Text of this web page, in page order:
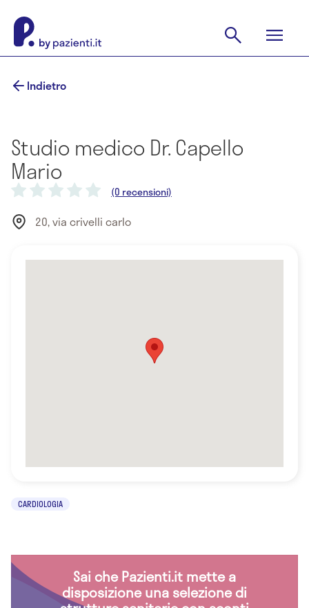
Indietro
Studio medico Dr. Capello
Mario
(0 recensioni)
20, via crivelli carlo
CARDIOLOGIA
Sai che Pazienti.it mette a
disposizione una selezione di